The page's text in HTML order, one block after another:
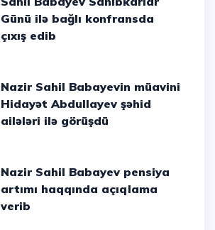
Günü ilə bağlı konfransda
çıxış edib
Nazir Sahil Babayevin müavini
Hidayət Abdullayev şəhid
ailələri ilə görüşdü
Nazir Sahil Babayev pensiya
artımı haqqında açıqlama
verib